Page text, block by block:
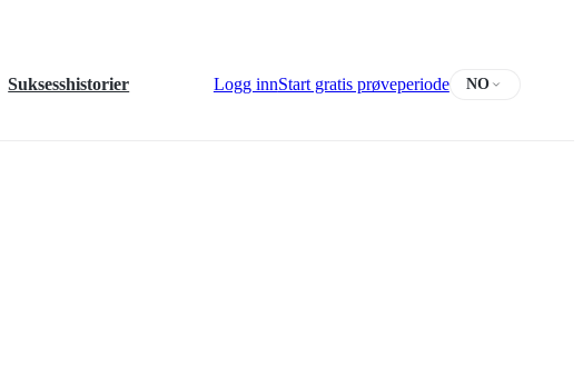
Suksesshistorier Logg innStart gratis prøveperiode NO